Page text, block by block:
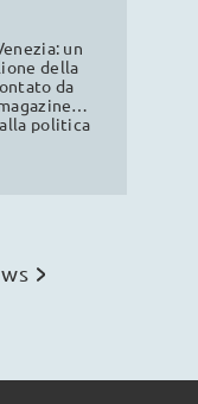
un
della
da
politica